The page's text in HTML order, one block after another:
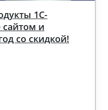
1С-
сайтом и
со скидкой!